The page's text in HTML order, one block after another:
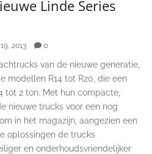
Linde Series
2013 0
van de nieuwe generatie,
modellen R14 tot R20, die een
tot 2 ton. Met hun compacte,
nieuwe trucks voor een nog
in het magazijn, aangezien een
oplossingen de trucks
en onderhoudsvriendelijker